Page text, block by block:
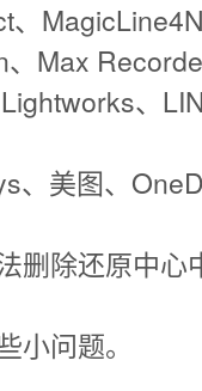
Max
、
、美图、
删除还原中心
小问题。